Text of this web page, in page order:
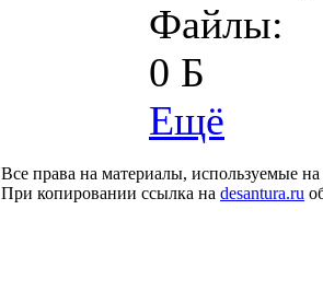
Файлы:
0 Б
Ещё
Все права на материалы, используемые
При копировании ссылка на desantura.ru